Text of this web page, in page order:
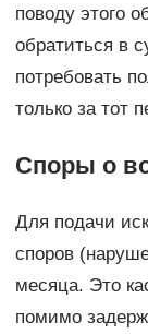
поводу этого
обратиться в
потребовать
только за тот
Споры о
Для подачи
споров
месяца. Это
помимо